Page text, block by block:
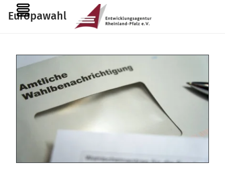
Inhalt
Europawahl